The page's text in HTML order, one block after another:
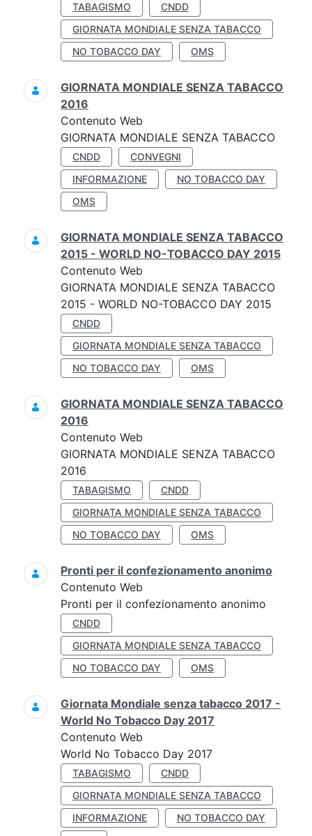
TABAGISMO
CNDD
GIORNATA MONDIALE SENZA TABACCO
NO TOBACCO DAY
OMS
GIORNATA MONDIALE SENZA TABACCO
2016
Contenuto Web
GIORNATA MONDIALE SENZA TABACCO
CNDD
CONVEGNI
INFORMAZIONE
NO TOBACCO DAY
OMS
GIORNATA MONDIALE SENZA TABACCO
2015 - WORLD NO-TOBACCO DAY 2015
Contenuto Web
GIORNATA MONDIALE SENZA TABACCO
2015 - WORLD NO-TOBACCO DAY 2015
CNDD
GIORNATA MONDIALE SENZA TABACCO
NO TOBACCO DAY
OMS
GIORNATA MONDIALE SENZA TABACCO
2016
Contenuto Web
GIORNATA MONDIALE SENZA TABACCO
2016
TABAGISMO
CNDD
GIORNATA MONDIALE SENZA TABACCO
NO TOBACCO DAY
OMS
Pronti per il confezionamento anonimo
Contenuto Web
Pronti per il confezionamento anonimo
CNDD
GIORNATA MONDIALE SENZA TABACCO
NO TOBACCO DAY
OMS
Giornata Mondiale senza tabacco 2017 -
World No Tobacco Day 2017
Contenuto Web
World No Tobacco Day 2017
TABAGISMO
CNDD
GIORNATA MONDIALE SENZA TABACCO
INFORMAZIONE
NO TOBACCO DAY